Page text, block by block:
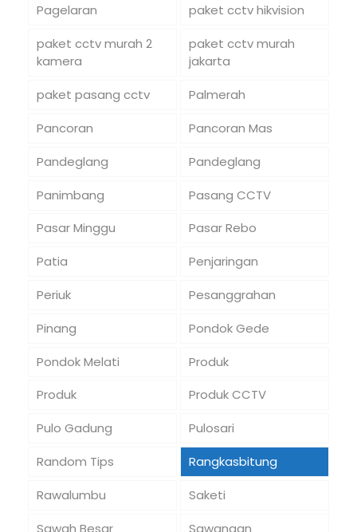
Pagelaran
paket cctv hikvision
paket cctv murah 2
kamera
paket cctv murah
jakarta
paket pasang cctv
Palmerah
Pancoran
Pancoran Mas
Pandeglang
Pandeglang
Panimbang
Pasang CCTV
Pasar Minggu
Pasar Rebo
Patia
Penjaringan
Periuk
Pesanggrahan
Pinang
Pondok Gede
Pondok Melati
Produk
Produk
Produk CCTV
Pulo Gadung
Pulosari
Random Tips
Rangkasbitung
Rawalumbu
Saketi
Sawah Besar
Sawangan